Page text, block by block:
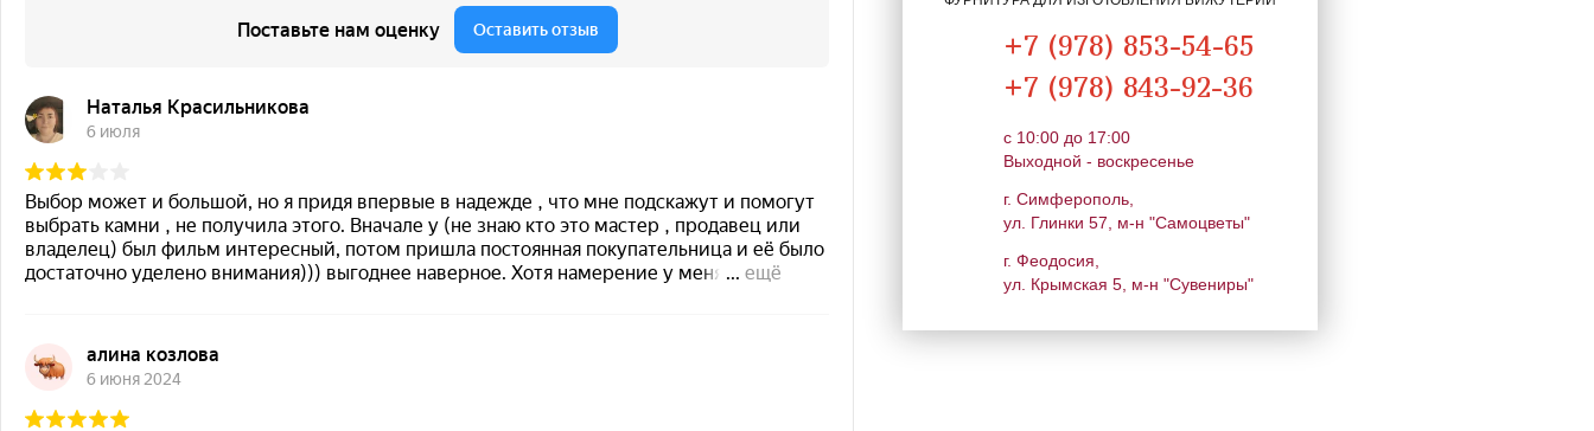
+7 (978) 853-54-65
+7 (978) 843-92-36
c 10:00 до 17:00
Выходной - воскресенье
г. Симферополь,
ул. Глинки 57, м-н "Самоцветы"
г. Феодосия,
ул. Крымская 5, м-н "Сувениры"